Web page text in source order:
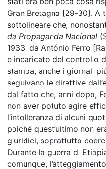
Gran Bretagna [29-30]. A
sottolineare che,
da Propaganda Nacional
1933, da António Ferro
e incaricato del controllo
stampa, anche i giornali
seguivano le direttive
dal fatto che, anni dopo,
non aver potuto agire
l’intolleranza di alcuni
poiché quest’ultimo non
giuridici, soprattutto
Durante la guerra di
comunque,